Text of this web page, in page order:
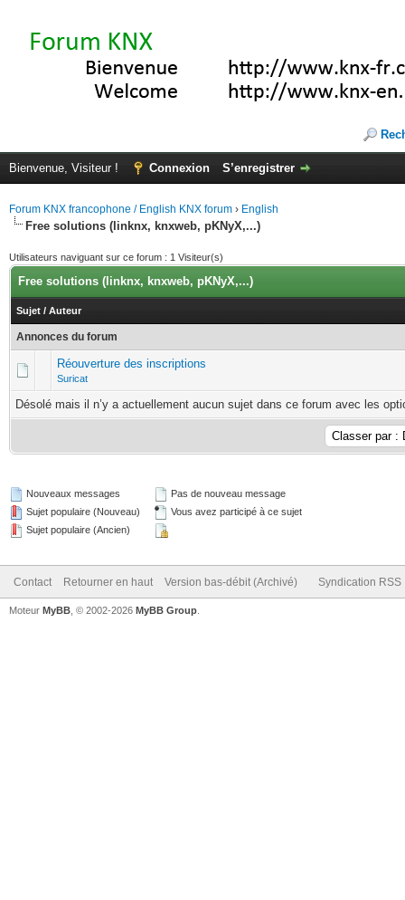
Bienvenue, Visiteur ! Connexion S’enregistrer
Forum KNX francophone / English KNX forum › English
Free solutions (linknx, knxweb, pKNyX,...)
Utilisateurs naviguant sur ce forum : 1 Visiteur(s)
Free solutions (linknx, knxweb, pKNyX,...)
Sujet / Auteur
Annonces du forum
Réouverture des inscriptions
Suricat
Désolé mais il n’y a actuellement aucun sujet dans ce forum avec les
Nouveaux messages
Sujet populaire (Nouveau)
Sujet populaire (Ancien)
Pas de nouveau message
Vous avez participé à ce sujet
Contact Retourner en haut Version bas-débit (Archivé) Syndication RSS
Moteur MyBB , © 2002-2026 MyBB Group